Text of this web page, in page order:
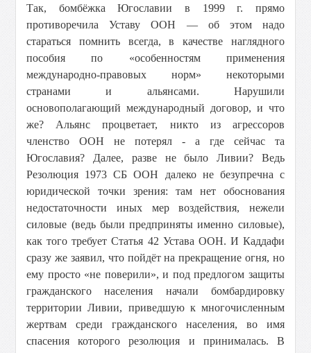
Так, бомбёжка Югославии в 1999 г. прямо
противоречила Уставу ООН — об этом надо
стараться помнить всегда, в качестве наглядного
пособия по «особенностям применения
международно-правовых норм» некоторыми
странами и альянсами. Нарушили
основополагающий международный договор, и что
же? Альянс процветает, никто из агрессоров
членство ООН не потерял - а где сейчас та
Югославия? Далее, разве не было Ливии? Ведь
Резолюция 1973 СБ ООН далеко не безупречна с
юридической точки зрения: там нет обоснования
недостаточности иных мер воздействия, нежели
силовые (ведь были предприняты именно силовые),
как того требует Статья 42 Устава ООН. И Каддафи
сразу же заявил, что пойдёт на прекращение огня, но
ему просто «не поверили», и под предлогом защиты
гражданского населения начали бомбардировку
территории Ливии, приведшую к многочисленным
жертвам среди гражданского населения, во имя
спасения которого резолюция и принималась. В